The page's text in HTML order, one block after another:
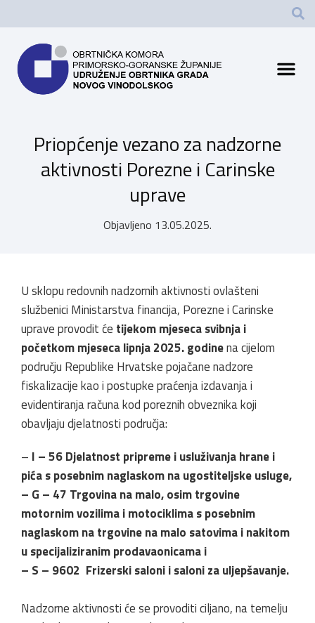
Priopćenje vezano za nadzorne
aktivnosti Porezne i Carinske
uprave
Objavljeno 13.05.2025.
U sklopu redovnih nadzornih aktivnosti ovlašteni
službenici Ministarstva financija, Porezne i Carinske
uprave provodit će tijekom mjeseca svibnja i
početkom mjeseca lipnja 2025. godinena cijelom
području Republike Hrvatske pojačane nadzore
fiskalizacije kao i postupke praćenja izdavanja i
evidentiranja računa kod poreznih obveznika koji
obavljaju djelatnosti područja:
– I – 56 Djelatnost pripreme i usluživanja hrane i
pića s posebnim naglaskom na ugostiteljske usluge,
– G – 47 Trgovina na malo, osim trgovine
motornim vozilima i motociklima s posebnim
naglaskom na trgovine na malo satovima i nakitom
u specijaliziranim prodavaonicama i
– S – 9602 Frizerski saloni i saloni za uljepšavanje.
Nadzorne aktivnosti će se provoditi ciljano, na temelju